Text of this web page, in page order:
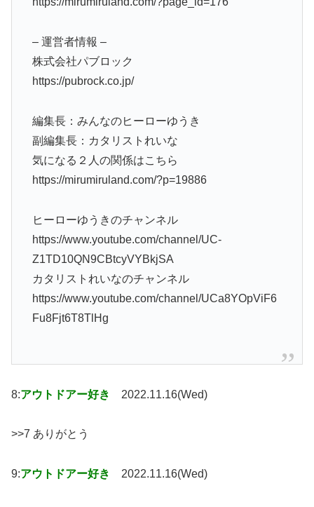
– 運営者情報 –
株式会社パブロック
https://pubrock.co.jp/
編集長：みんなのヒーローゆうき
副編集長：カタリストれいな
気になる２人の関係はこちら
https://mirumiruland.com/?p=19886
ヒーローゆうきのチャンネル
https://www.youtube.com/channel/UC-
Z1TD10QN9CBtcyVYBkjSA
カタリストれいなのチャンネル
https://www.youtube.com/channel/UCa8YOpViF6
Fu8Fjt6T8TlHg
8:アウトドアー好き 2022.11.16(Wed)
>>7 ありがとう
9:アウトドアー好き 2022.11.16(Wed)